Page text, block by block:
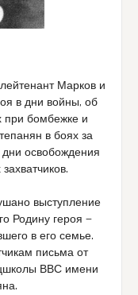
Марков и
в дни войны, об
при бомбежке и
в боях за
освобождения
выступление
Родину героя —
в его семье.
письма от
ВВС имени